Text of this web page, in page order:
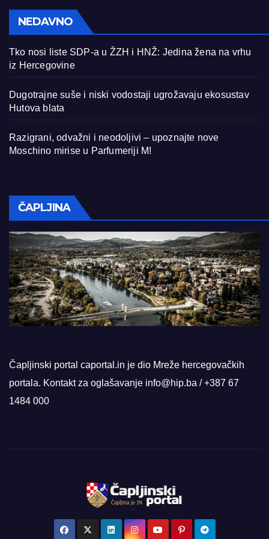
NEDAVNO
Tko nosi liste SDP-a u ŽZH i HNŽ: Jedina žena na vrhu
iz Hercegovine
Dugotrajne suše i niski vodostaji ugrožavaju ekosustav
Hutova blata
Razigrani, odvažni i neodoljivi – upoznajte nove
Moschino mirise u Parfumeriji M!
ČAPLJINA
Čapljinski portal caportal.in je dio Mreže hercegovačkih
portala. Kontakt za oglašavanje info@hip.ba / +387 67
1484 000